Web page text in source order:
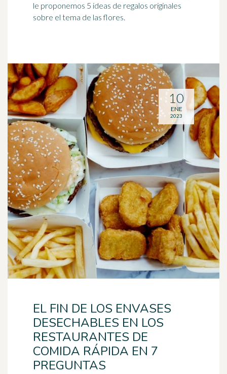
le proponemos 5 ideas de regalos originales
sobre el tema de las flores.
EL FIN DE LOS ENVASES
DESECHABLES EN LOS
RESTAURANTES DE
COMIDA RÁPIDA EN 7
PREGUNTAS
10
ENE
2023